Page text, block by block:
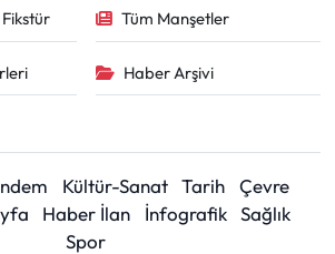
Tüm Manşetler
Haber Arşivi
Kültür-Sanat Tarih
Çevre
Haber İlan İnfografik Sağlık
Spor